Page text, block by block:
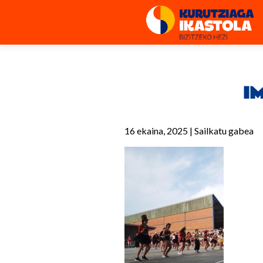
16 ekaina, 2025 | Sailkatu gabea